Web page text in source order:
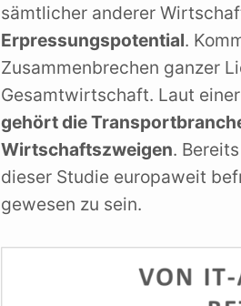
sämtlicher anderer
Erpressungspotential.
Zusammenbrechen ganzer
Gesamtwirtschaft. Laut
gehört die
Wirtschaftszweigen.
dieser Studie europaweit
gewesen zu sein.